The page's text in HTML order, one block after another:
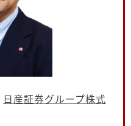
日産証券グループ株式